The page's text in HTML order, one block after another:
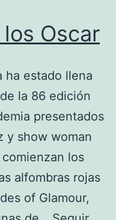
Oscar
ha estado llena
la 86 edición
presentados
y show woman
los
alfombras rojas
of Glamour,